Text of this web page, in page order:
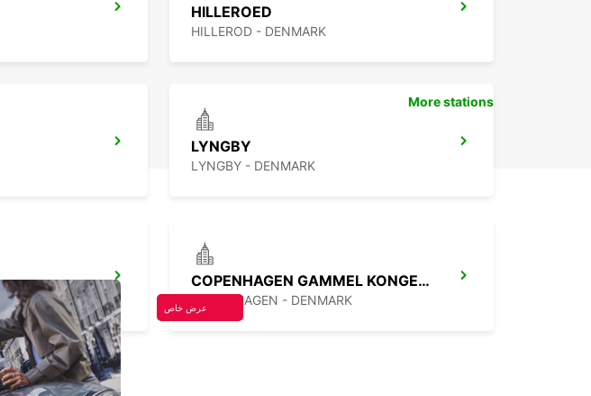
HILLEROED
HILLEROD - DENMARK
LYNGBY
LYNGBY - DENMARK
COPENHAGEN GAMMEL KONGEVEJ
COPENHAGEN - DENMARK
More stations
عرض خاص